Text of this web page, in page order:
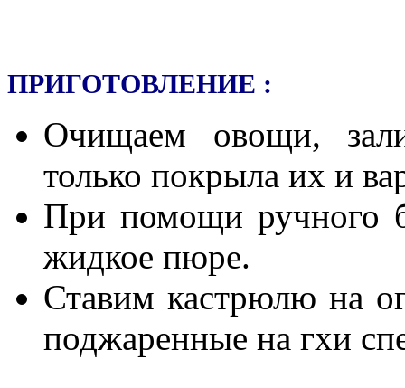
ПРИГОТОВЛЕНИЕ :
Очищаем овощи,
только покрыла их и
При помощи ручного
жидкое пюре.
Ставим кастрюлю на
поджаренные на гхи